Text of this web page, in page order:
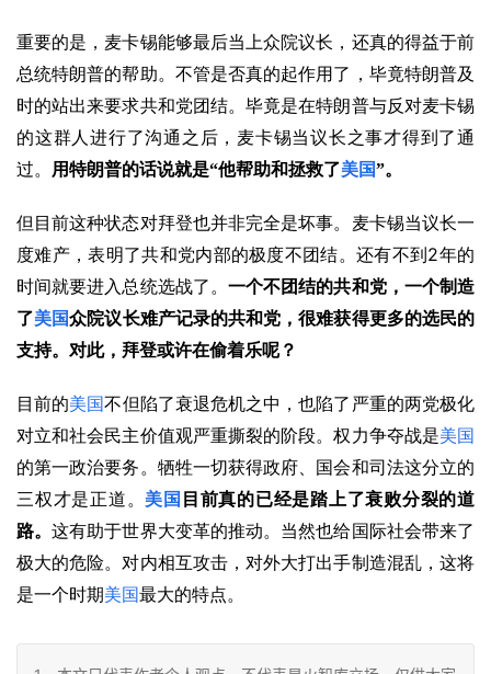
重要的是，麦卡锡能够最后当上众院议长，还真的得益于前
总统特朗普的帮助。不管是否真的起作用了，毕竟特朗普及
时的站出来要求共和党团结。毕竟是在特朗普与反对麦卡锡
的这群人进行了沟通之后，麦卡锡当议长之事才得到了通
过。
用特朗普的话说就是“他帮助和拯救了美国”。
但目前这种状态对拜登也并非完全是坏事。麦卡锡当议长一
度难产，表明了共和党内部的极度不团结。还有不到 2年的
时间就要进入总统选战了。 一个不团结的共和党，一个制造
了美国众院议长难产记录的共和党，很难获得更多的选民的
支持。对此，拜登或许在偷着乐呢？
目前的美国不但陷了衰退危机之中，也陷了严重的两党极化
对立和社会民主价值观严重撕裂的阶段。权力争夺战是美国
的第一政治要务。牺牲一切获得政府、国会和司法这分立的
三权才是正道。 美国 目前真的已经是踏上了衰败分裂的道
路。这有助于世界大变革的推动。当然也给国际社会带来了
极大的危险。对内相互攻击，对外大打出手制造混乱，这将
是一个时期美国最大的特点。